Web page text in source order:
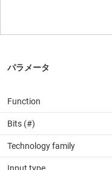
Function
Bits (#)
Technology family
Input type